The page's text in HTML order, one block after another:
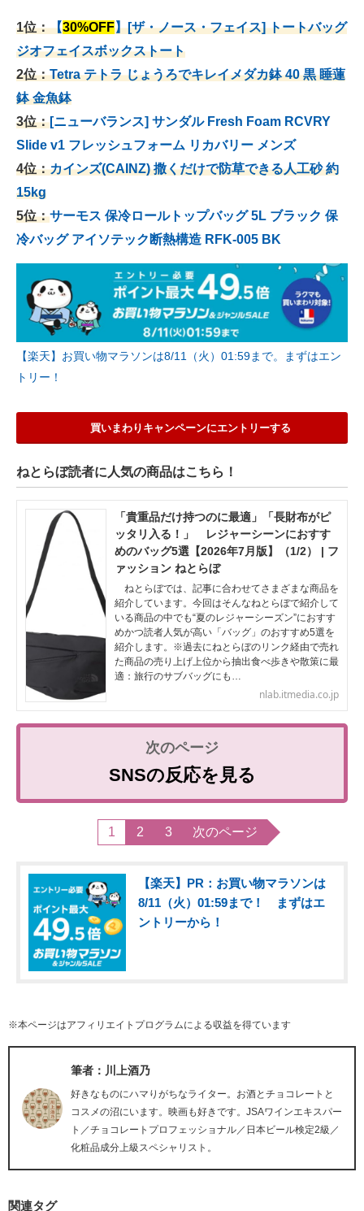
1位：【30%OFF】[ザ・ノース・フェイス] トートバッグ
ジオフェイスボックストート
2位：Tetra テトラ じょうろでキレイメダカ鉢 40 黒 睡蓮
鉢 金魚鉢
3位：[ニューバランス] サンダル Fresh Foam RCVRY
Slide v1 フレッシュフォーム リカバリー メンズ
4位：カインズ(CAINZ) 撒くだけで防草できる人工砂 約
15kg
5位：サーモス 保冷ロールトップバッグ 5L ブラック 保
冷バッグ アイソテック断熱構造 RFK-005 BK
【楽天】お買い物マラソンは8/11（火）01:59まで。まずはエン
トリー！
買いまわりキャンペーンにエントリーする
ねとらぼ読者に人気の商品はこちら！
「貴重品だけ持つのに最適」「長財布がピ
ッタリ入る！」 レジャーシーンにおすす
めのバッグ5選【2026年7月版】（1/2） | フ
ァッション ねとらぼ
ねとらぼでは、記事に合わせてさまざまな商品を
紹介しています。今回はそんなねとらぼで紹介して
いる商品の中でも“夏のレジャーシーズン”におすす
めかつ読者人気が高い「バッグ」のおすすめ5選を
紹介します。※過去にねとらぼのリンク経由で売れ
た商品の売り上げ上位から抽出食べ歩きや散策に最
適：旅行のサブバッグにも…
nlab.itmedia.co.jp
SNSの反応を見る
1 2 3 次のページ
【楽天】PR：お買い物マラソンは
8/11（火）01:59まで！ まずはエ
ントリーから！
※本ページはアフィリエイトプログラムによる収益を得ています
筆者：川上酒乃
好きなものにハマりがちなライター。お酒とチョコレートと
コスメの沼にいます。映画も好きです。JSAワインエキスパー
ト／チョコレートプロフェッショナル／日本ビール検定2級／
化粧品成分上級スペシャリスト。
関連タグ